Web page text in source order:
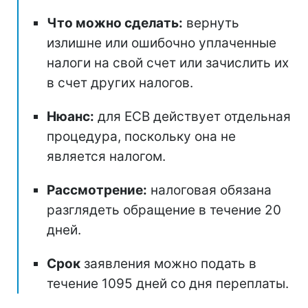
Что можно сделать: вернуть
излишне или ошибочно уплаченные
налоги на свой счет или зачислить их
в счет других налогов.
Нюанс: для ЕСВ действует отдельная
процедура, поскольку она не
является налогом.
Рассмотрение: налоговая обязана
разглядеть обращение в течение 20
дней.
Срок заявления можно подать в
течение 1095 дней со дня переплаты.